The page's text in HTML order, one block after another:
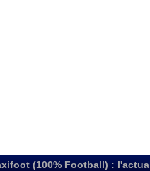
(100% Football) :